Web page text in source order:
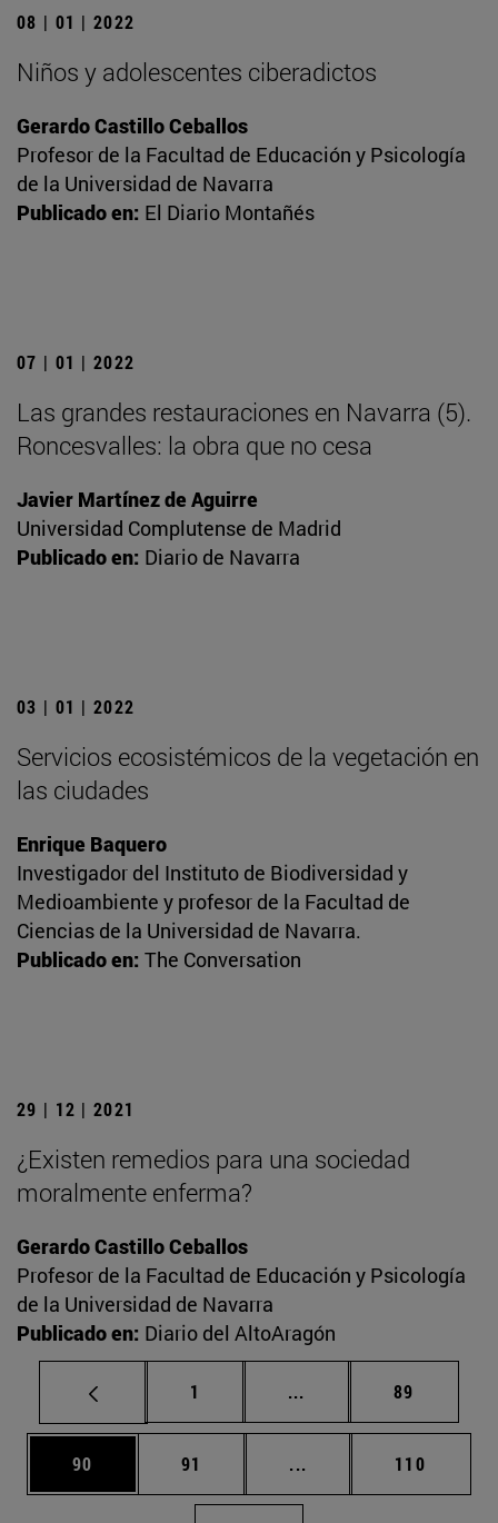
08 | 01 | 2022
Niños y adolescentes ciberadictos
Gerardo Castillo Ceballos
Profesor de la Facultad de Educación y Psicología
de la Universidad de Navarra
Publicado en: El Diario Montañés
07 | 01 | 2022
Las grandes restauraciones en Navarra (5).
Roncesvalles: la obra que no cesa
Javier Martínez de Aguirre
Universidad Complutense de Madrid
Publicado en: Diario de Navarra
03 | 01 | 2022
Servicios ecosistémicos de la vegetación en
las ciudades
Enrique Baquero
Investigador del Instituto de Biodiversidad y
Medioambiente y profesor de la Facultad de
Ciencias de la Universidad de Navarra.
Publicado en: The Conversation
29 | 12 | 2021
¿Existen remedios para una sociedad
moralmente enferma?
Gerardo Castillo Ceballos
Profesor de la Facultad de Educación y Psicología
de la Universidad de Navarra
Publicado en: Diario del AltoAragón
Página
1 ... Páginas intermedias
Página
89
Página
90 Página
91 ... Páginas intermedias
Página
110